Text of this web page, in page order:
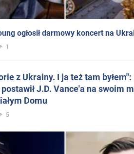
ogłosił darmowy koncert na
1
z Ukrainy. I ja też tam
J.D. Vance'a na swoim
Domu
5